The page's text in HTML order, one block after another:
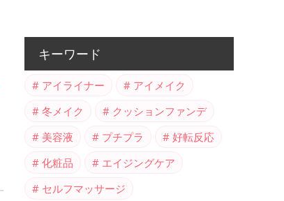
キーワード
アイライナー
アイメイク
冬メイク
クッションファンデ
美容液
プチプラ
好転反応
化粧品
エイジングケア
セルフマッサージ